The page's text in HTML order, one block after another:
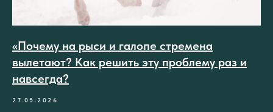
«Почему на рыси и галопе стремена
вылетают? Как решить эту проблему раз и
навсегда?
27.05.2026